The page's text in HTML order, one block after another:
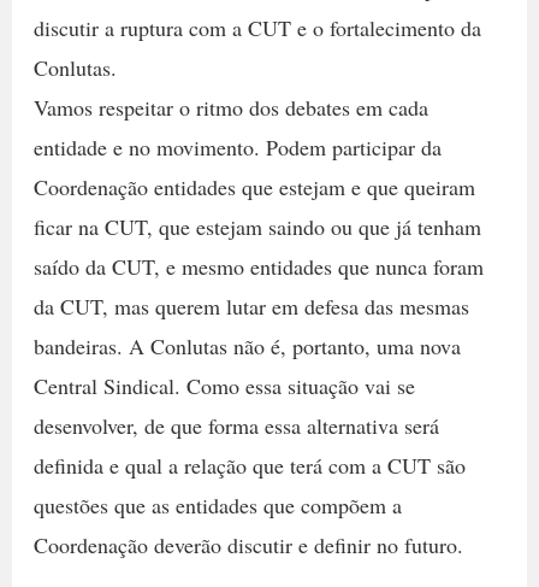
discutir a ruptura com a CUT e o fortalecimento da
Conlutas.
Vamos respeitar o ritmo dos debates em cada
entidade e no movimento. Podem participar da
Coordenação entidades que estejam e que queiram
ficar na CUT, que estejam saindo ou que já tenham
saído da CUT, e mesmo entidades que nunca foram
da CUT, mas querem lutar em defesa das mesmas
bandeiras. A Conlutas não é, portanto, uma nova
Central Sindical. Como essa situação vai se
desenvolver, de que forma essa alternativa será
definida e qual a relação que terá com a CUT são
questões que as entidades que compõem a
Coordenação deverão discutir e definir no futuro.